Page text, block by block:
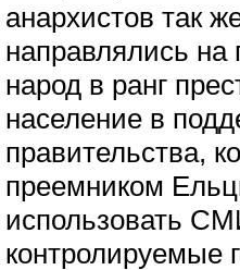
анархистов так
направлялись на
народ в ранг
население в
правительства,
преемником
использовать
контролируемые